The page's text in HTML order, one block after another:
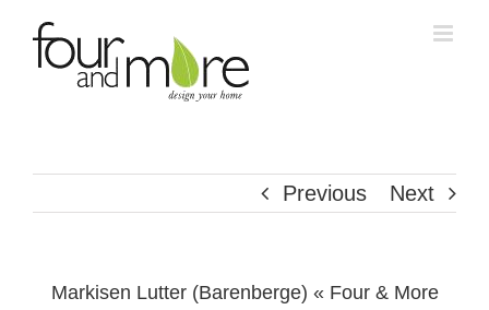
Previous Next
Markisen Lutter (Barenberge) « Four & More